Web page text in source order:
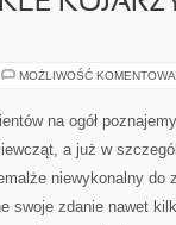
MOŻLIWOŚĆ
na ogół
a już w
niewykonalny do
swoje zdanie nawet